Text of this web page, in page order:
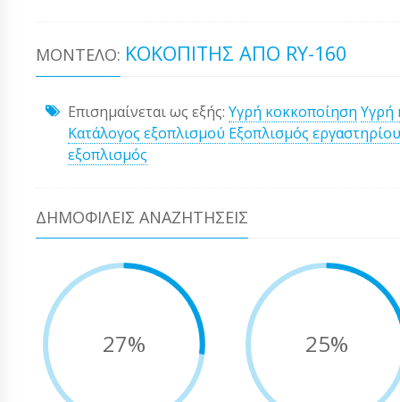
ΜΟΝΤΈΛΟ: ΚΟΚΟΠΊΤΗΣ ΑΠΌ RY-160
Επισημαίνεται ως εξής: Υγρή κοκκοποίηση Υγρή
Κατάλογος εξοπλισμού Εξοπλισμός εργαστηρίου
εξοπλισμός
ΔΗΜΟΦΙΛΕΊΣ ΑΝΑΖΗΤΉΣΕΙΣ
27% 25%